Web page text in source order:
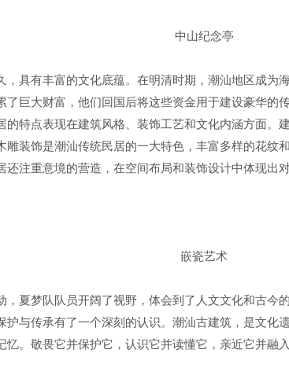
中山纪念亭
，具有丰富的文化底蕴。在明清时期，潮汕地区成为
了巨大财富，他们回国后将这些资金用于建设豪华的
的特点表现在建筑风格、装饰工艺和文化内涵方面。
雕装饰是潮汕传统民居的一大特色，丰富多样的花纹
还注重意境的营造，在空间布局和装饰设计中体现出
嵌瓷艺术
，夏梦队队员开阔了视野，体会到了人文文化和古今
护与传承有了一个深刻的认识。潮汕古建筑，是文化
忆。敬畏它并保护它，认识它并读懂它，亲近它并融